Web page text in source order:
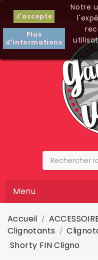
J'accepte
Plus
d'informations
Notre
Menu
Accueil
Clignotants
Shorty FIN Cligno